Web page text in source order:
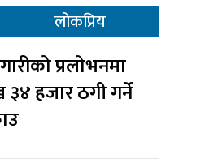
लोकप्रिय
प्रलोभनमा
३४ हजार ठगी गर्ने